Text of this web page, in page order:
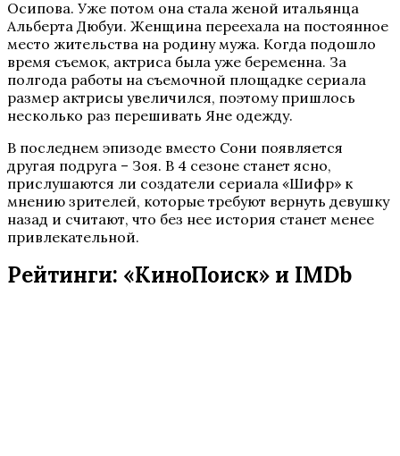
Осипова. Уже потом она стала женой итальянца
Альберта Дюбуи. Женщина переехала на постоянное
место жительства на родину мужа. Когда подошло
время съемок, актриса была уже беременна. За
полгода работы на съемочной площадке сериала
размер актрисы увеличился, поэтому пришлось
несколько раз перешивать Яне одежду.
В последнем эпизоде вместо Сони появляется
другая подруга – Зоя. В 4 сезоне станет ясно,
прислушаются ли создатели сериала «Шифр» к
мнению зрителей, которые требуют вернуть девушку
назад и считают, что без нее история станет менее
привлекательной.
Рейтинги: «КиноПоиск» и IMDb